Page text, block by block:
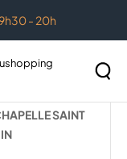
- 20h
SAINT